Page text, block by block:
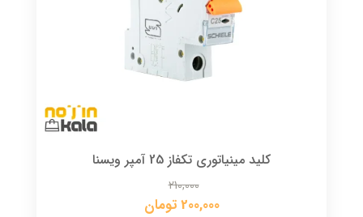
کلید مینیاتوری تکفاز 25 آمپر ویسنا
210,000
200,000 تومان